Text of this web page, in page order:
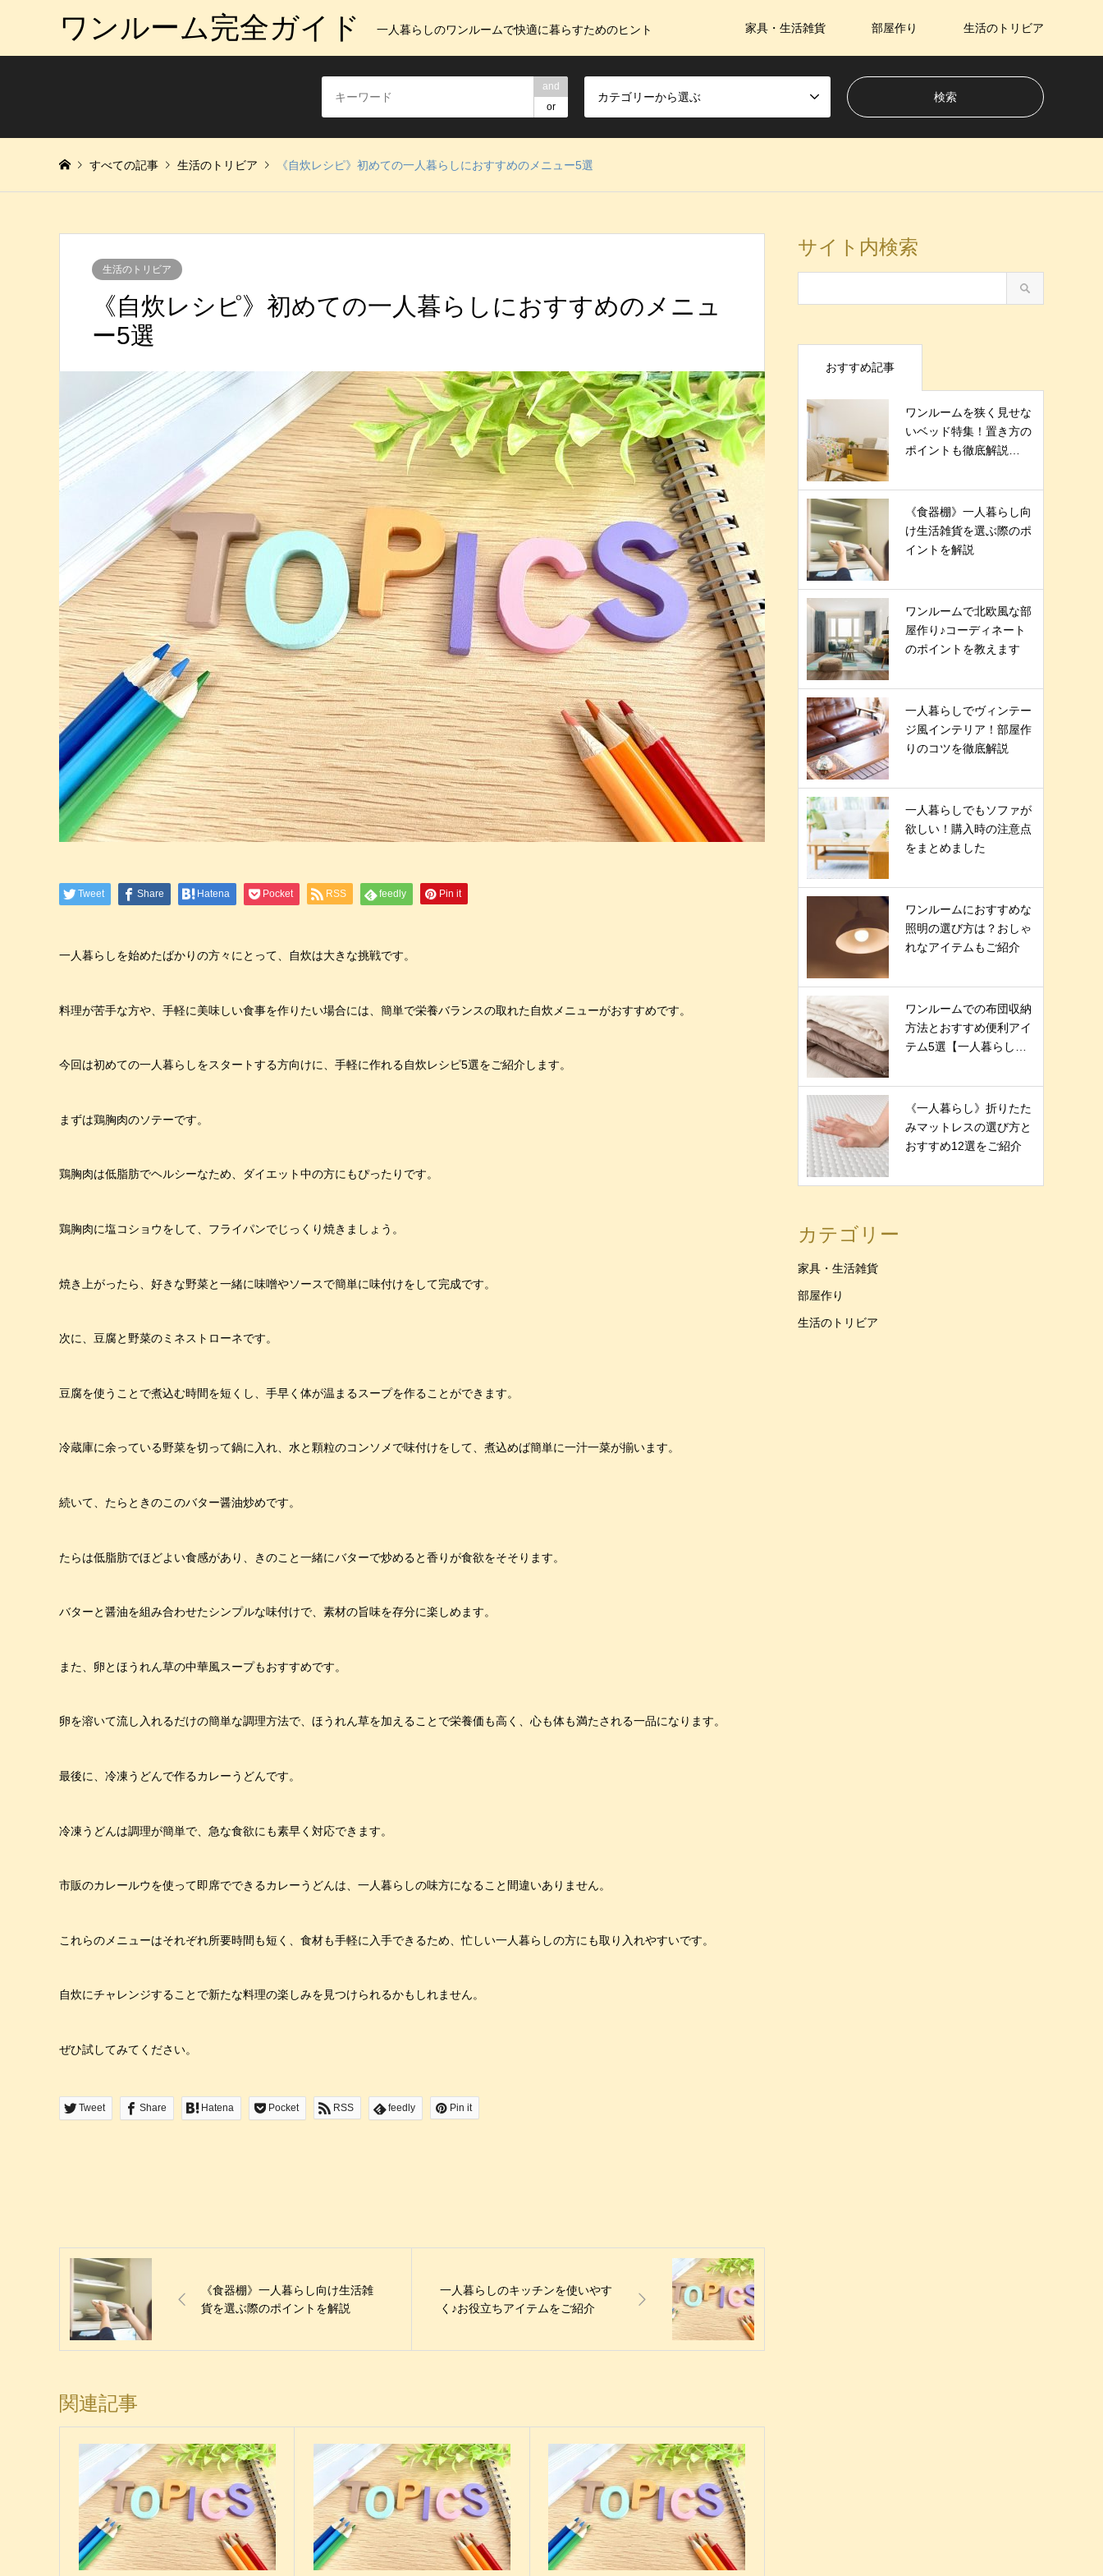
ワンルーム完全ガイド 一人暮らしのワンルームで快適に暮らすためのヒント 家具・生活雑貨 部屋作り 生活のトリビア
and
or
カテゴリーから選ぶ
すべての記事 生活のトリビア 《自炊レシピ》初めての一人暮らしにおすすめのメニュー5選
生活のトリビア
《自炊レシピ》初めての一人暮らしにおすすめのメニュ
ー5選
Tweet Share Hatena Pocket RSS feedly Pin it
一人暮らしを始めたばかりの方々にとって、自炊は大きな挑戦です。
料理が苦手な方や、手軽に美味しい食事を作りたい場合には、簡単で栄養バランスの取れた自炊メニューがおすすめです。
今回は初めての一人暮らしをスタートする方向けに、手軽に作れる自炊レシピ5選をご紹介します。
まずは鶏胸肉のソテーです。
鶏胸肉は低脂肪でヘルシーなため、ダイエット中の方にもぴったりです。
鶏胸肉に塩コショウをして、フライパンでじっくり焼きましょう。
焼き上がったら、好きな野菜と一緒に味噌やソースで簡単に味付けをして完成です。
次に、豆腐と野菜のミネストローネです。
豆腐を使うことで煮込む時間を短くし、手早く体が温まるスープを作ることができます。
冷蔵庫に余っている野菜を切って鍋に入れ、水と顆粒のコンソメで味付けをして、煮込めば簡単に一汁一菜が揃います。
続いて、たらときのこのバター醤油炒めです。
たらは低脂肪でほどよい食感があり、きのこと一緒にバターで炒めると香りが食欲をそそります。
バターと醤油を組み合わせたシンプルな味付けで、素材の旨味を存分に楽しめます。
また、卵とほうれん草の中華風スープもおすすめです。
卵を溶いて流し入れるだけの簡単な調理方法で、ほうれん草を加えることで栄養価も高く、心も体も満たされる一品になります。
最後に、冷凍うどんで作るカレーうどんです。
冷凍うどんは調理が簡単で、急な食欲にも素早く対応できます。
市販のカレールウを使って即席でできるカレーうどんは、一人暮らしの味方になること間違いありません。
これらのメニューはそれぞれ所要時間も短く、食材も手軽に入手できるため、忙しい一人暮らしの方にも取り入れやすいです。
自炊にチャレンジすることで新たな料理の楽しみを見つけられるかもしれません。
ぜひ試してみてください。
Tweet Share Hatena Pocket RSS feedly Pin it
《食器棚》一人暮らし向け生活雑
貨を選ぶ際のポイントを解説
一人暮らしのキッチンを使いやす
く♪お役立ちアイテムをご紹介
関連記事
サイト内検索
おすすめ記事
ワンルームを狭く見せな
いベッド特集！置き方の
ポイントも徹底解説…
《食器棚》一人暮らし向
け生活雑貨を選ぶ際のポ
イントを解説
ワンルームで北欧風な部
屋作り♪コーディネート
のポイントを教えます
一人暮らしでヴィンテー
ジ風インテリア！部屋作
りのコツを徹底解説
一人暮らしでもソファが
欲しい！購入時の注意点
をまとめました
ワンルームにおすすめな
照明の選び方は？おしゃ
れなアイテムもご紹介
ワンルームでの布団収納
方法とおすすめ便利アイ
テム5選【一人暮らし…
《一人暮らし》折りたた
みマットレスの選び方と
おすすめ12選をご紹介
カテゴリー
家具・生活雑貨
部屋作り
生活のトリビア